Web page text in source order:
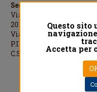
Sede legale
Via Cesare Cantù, 1
20123 Milano (MI) Italia
Via Cesare Cantù, 1 -
P.IVA/C.F./R.I.MI:
C.S.: €1.000.000,00 i.v.
Designed
Questo sito
Accetta per